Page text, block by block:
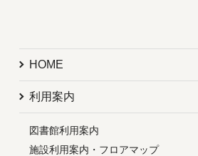
HOME
利用案内
図書館利用案内
施設利用案内・フロアマップ